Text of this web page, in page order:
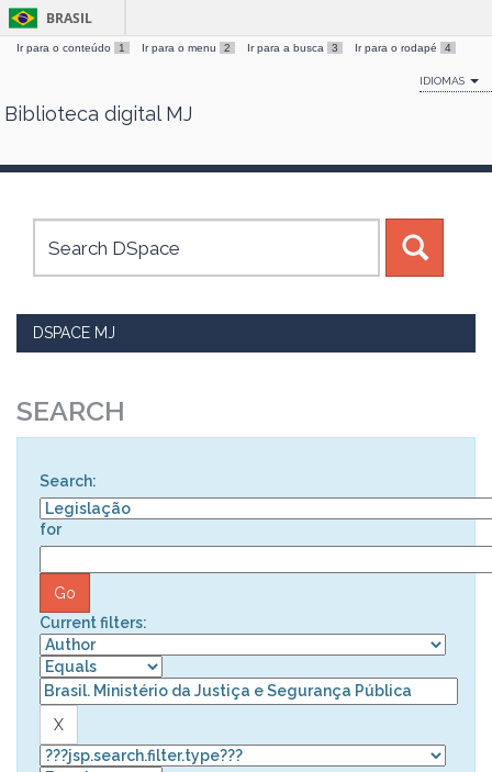
Skip
BRASIL
Ir para o conteúdo 1 Ir para o menu 2 Ir para a busca 3 Ir para o rodapé 4
IDIOMAS
Biblioteca digital MJ
DSPACE MJ
SEARCH
Search:
for
Current filters: